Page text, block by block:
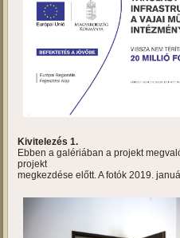
Tanulást segítő
fejlesztés a vajai
intézményben
Projektbemutató